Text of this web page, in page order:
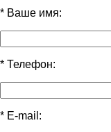
* Ваше имя:
* Телефон:
* E-mail: